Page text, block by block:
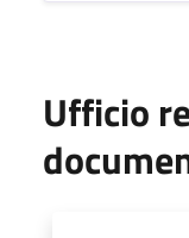
Ufficio